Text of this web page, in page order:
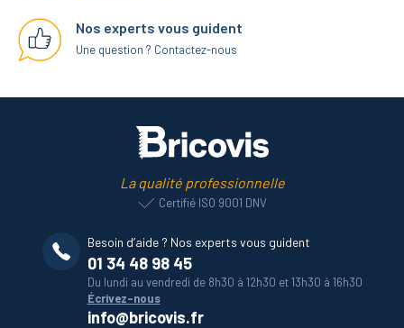
Nos experts vous guident
Une question ? Contactez-nous
La qualité professionnelle
Certifié ISO 9001 DNV
Besoin d’aide ? Nos experts vous guident
01 34 48 98 45
Du lundi au vendredi de 8h30 à 12h30 et 13h30 à 16h30
Écrivez-nous
info@bricovis.fr